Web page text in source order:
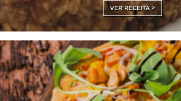
VER RECEITA >